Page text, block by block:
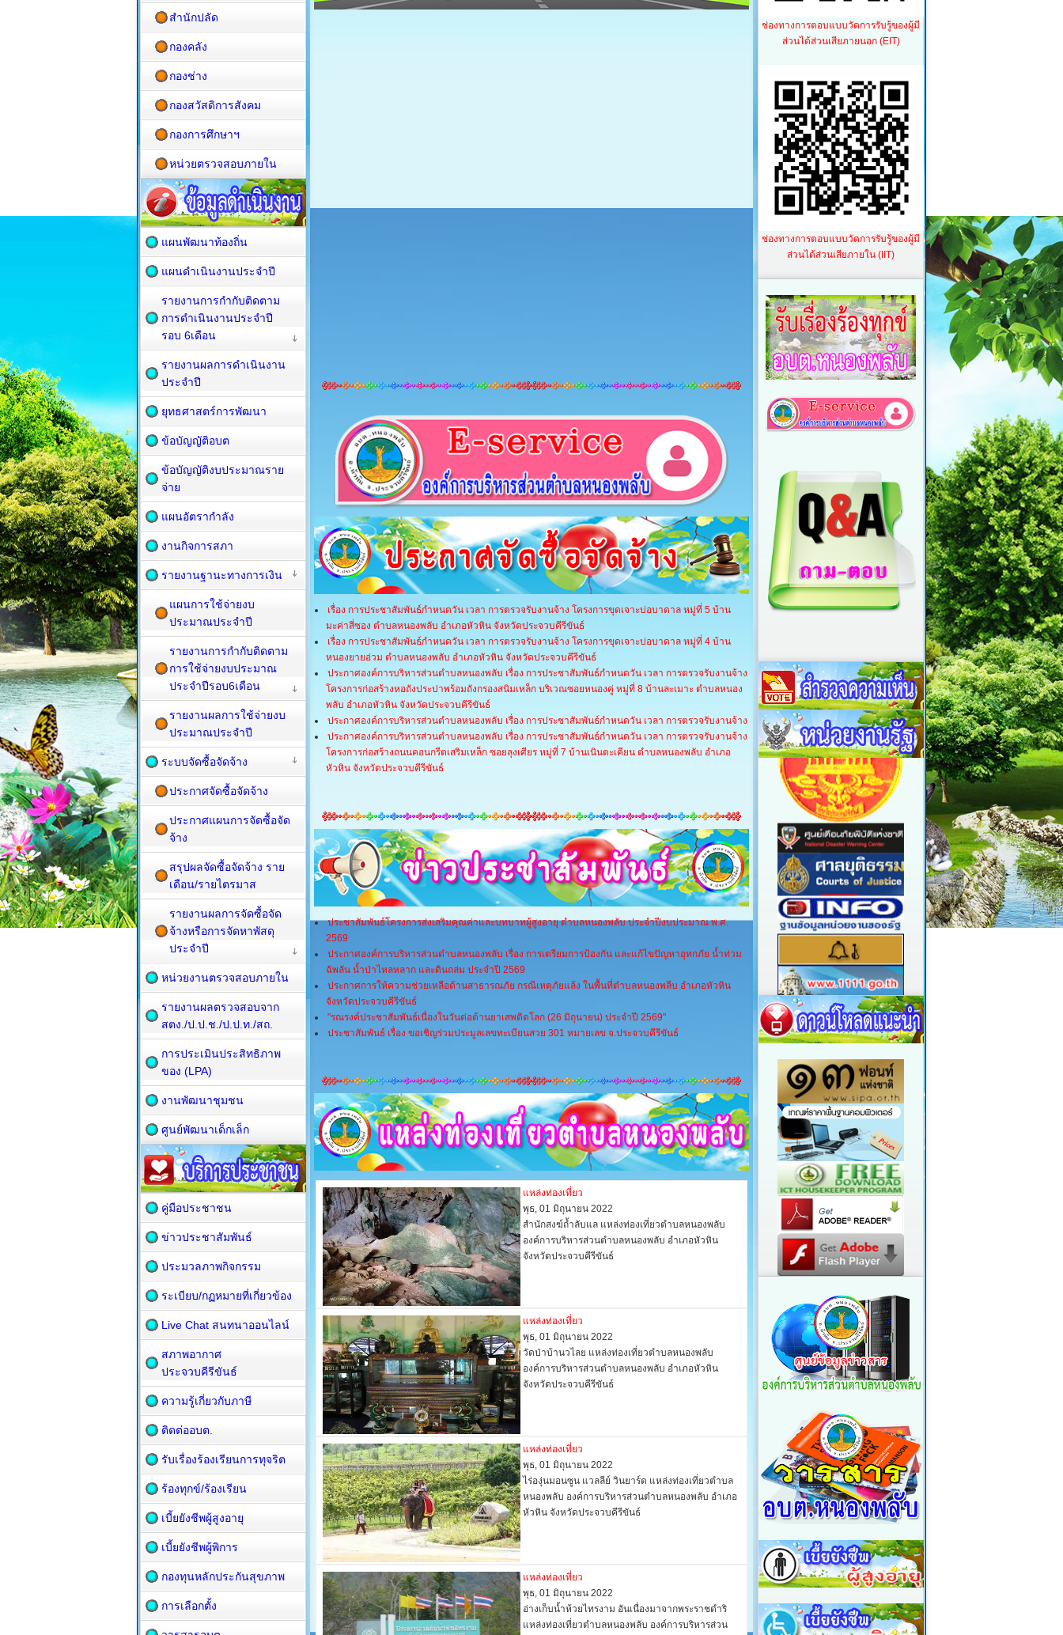
เรื่อง การประชาสัมพันธ์กำหนดวัน เวลา การตรวจรับงานจ้าง โครงการขุดเจาะบ่อบาดาล หมู่ที่ 5 บ้าน
มะค่าสี่ซอง ตำบลหนองพลับ อำเภอหัวหิน จังหวัดประจวบคีรีขันธ์
เรื่อง การประชาสัมพันธ์กำหนดวัน เวลา การตรวจรับงานจ้าง โครงการขุดเจาะบ่อบาดาล หมู่ที่ 4 บ้าน
หนองยายอ่วม ตำบลหนองพลับ อำเภอหัวหิน จังหวัดประจวบคีรีขันธ์
ประกาศองค์การบริหารส่วนตำบลหนองพลับ เรื่อง การประชาสัมพันธ์กำหนดวัน เวลา การตรวจรับงานจ้าง
โครงการก่อสร้างหอถังประปาพร้อมถังกรองสนิมเหล็ก บริเวณซอยหนองคู่ หมู่ที่ 8 บ้านละเมาะ ตำบลหนอง
พลับ อำเภอหัวหิน จังหวัดประจวบคีรีขันธ์
ประกาศองค์การบริหารส่วนตำบลหนองพลับ เรื่อง การประชาสัมพันธ์กำหนดวัน เวลา การตรวจรับงานจ้าง
ประกาศองค์การบริหารส่วนตำบลหนองพลับ เรื่อง การประชาสัมพันธ์กำหนดวัน เวลา การตรวจรับงานจ้าง
โครงการก่อสร้างถนนคอนกรีตเสริมเหล็ก ซอยลุงเศียร หมู่ที่ 7 บ้านเนินตะเคียน ตำบลหนองพลับ อำเภอ
หัวหิน จังหวัดประจวบคีรีขันธ์
ประชาสัมพันธ์โครงการส่งเสริมคุณค่าและบทบาทผู้สูงอายุ ตำบลหนองพลับ ประจำปีงบประมาณ พ.ศ.
2569
ประกาศองค์การบริหารส่วนตำบลหนองพลับ เรื่อง การเตรียมการป้องกัน และแก้ไขปัญหาอุทกภัย น้ำท่วม
ฉัพลัน น้ำป่าไหลหลาก และดินถล่ม ประจำปี 2569
ประกาศการให้ความช่วยเหลือด้านสาธารณภัย กรณีเหตุภัยแล้ง ในพื้นที่ตำบลหนองพลีบ อำเภอหัวหิน
จังหวัดประจวบคีรีขันธ์
"รณรงค์ประชาสัมพันธ์เนื่องในวันต่อต้านยาเสพติดโลก (26 มิถุนายน) ประจำปี 2569"
ประชาสัมพันธ์ เรื่อง ขอเชิญร่วมประมูลเลขทะเบียนสวย 301 หมายเลข จ.ประจวบคีรีขันธ์
แหล่งท่องเที่ยว
พุธ, 01 มิถุนายน 2022
สำนักสงฆ์ถ้ำลับแล แหล่งท่องเที่ยวตำบลหนองพลับ
องค์การบริหารส่วนตำบลหนองพลับ อำเภอหัวหิน
จังหวัดประจวบคีรีขันธ์
แหล่งท่องเที่ยว
พุธ, 01 มิถุนายน 2022
วัดป่าบ้านวไลย แหล่งท่องเที่ยวตำบลหนองพลับ
องค์การบริหารส่วนตำบลหนองพลับ อำเภอหัวหิน
จังหวัดประจวบคีรีขันธ์
แหล่งท่องเที่ยว
พุธ, 01 มิถุนายน 2022
ไร่องุ่นมอนซูน แวลลีย์ วินยาร์ด แหล่งท่องเที่ยวตำบล
หนองพลับ องค์การบริหารส่วนตำบลหนองพลับ อำเภอ
หัวหิน จังหวัดประจวบคีรีขันธ์
แหล่งท่องเที่ยว
พุธ, 01 มิถุนายน 2022
อ่างเก็บน้ำห้วยไทรงาม อันเนื่องมาจากพระราชดำริ
แหล่งท่องเที่ยวตำบลหนองพลับ องค์การบริหารส่วน
สำนักปลัด
กองคลัง
กองช่าง
กองสวัสดิการสังคม
กองการศึกษาฯ
หน่วยตรวจสอบภายใน
แผนพัฒนาท้องถิ่น
แผนดำเนินงานประจำปี
รายงานการกำกับติดตาม
การดำเนินงานประจำปี
รอบ 6เดือน
รายงานผลการดำเนินงาน
ประจำปี
ยุทธศาสตร์การพัฒนา
ข้อบัญญัติอบต
ข้อบัญญัติงบประมาณราย
จ่าย
แผนอัตรากำลัง
งานกิจการสภา
รายงานฐานะทางการเงิน
แผนการใช้จ่ายงบ
ประมาณประจำปี
รายงานการกำกับติดตาม
การใช้จ่ายงบประมาณ
ประจำปีรอบ6เดือน
รายงานผลการใช้จ่ายงบ
ประมาณประจำปี
ระบบจัดซื้อจัดจ้าง
ประกาศจัดซื้อจัดจ้าง
ประกาศแผนการจัดซื้อจัด
จ้าง
สรุปผลจัดซื้อจัดจ้าง ราย
เดือน/รายไตรมาส
รายงานผลการจัดซื้อจัด
จ้างหรือการจัดหาพัสดุ
ประจำปี
หน่วยงานตรวจสอบภายใน
รายงานผลตรวจสอบจาก
สตง./ป.ป.ช./ป.ป.ท./สถ.
การประเมินประสิทธิภาพ
ของ (LPA)
งานพัฒนาชุมชน
ศูนย์พัฒนาเด็กเล็ก
คู่มือประชาชน
ข่าวประชาสัมพันธ์
ประมวลภาพกิจกรรม
ระเบียบ/กฏหมายที่เกี่ยวข้อง
Live Chat สนทนาออนไลน์
สภาพอากาศ
ประจวบคีรีขันธ์
ความรู้เกี่ยวกับภาษี
ติดต่ออบต.
รับเรื่องร้องเรียนการทุจริต
ร้องทุกข์/ร้องเรียน
เบี้ยยังชีพผู้สูงอายุ
เบี้ยยังชีพผู้พิการ
กองทุนหลักประกันสุขภาพ
การเลือกตั้ง
ช่องทางการตอบแบบวัดการรับรู้ของผู้มี
ส่วนได้ส่วนเสียภายนอก (EIT)
ช่องทางการตอบแบบวัดการรับรู้ของผู้มี
ส่วนได้ส่วนเสียภายใน (IIT)